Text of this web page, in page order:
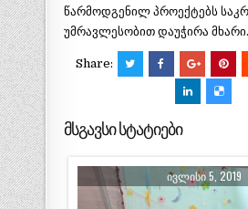
წარმოდგენილ პროექტებს
უმრავლესობით დაუჭირა მხარი.
Share:
მსგავსი სტატიები
ᲘᲕᲚᲘᲡᲘ 5, 2019